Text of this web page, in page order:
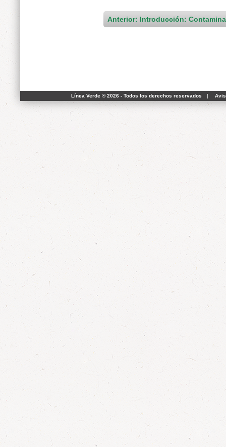
Anterior: Introducción:
Línea Verde ® 2026 - Todos los derechos reservados |